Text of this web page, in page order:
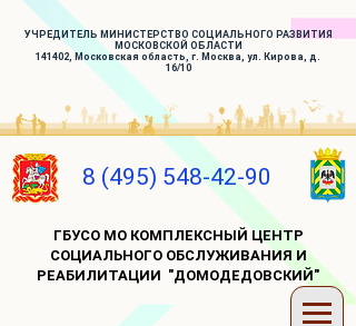
УЧРЕДИТЕЛЬ МИНИСТЕРСТВО СОЦИАЛЬНОГО РАЗВИТИЯ
МОСКОВСКОЙ ОБЛАСТИ
141402, Московская область, г. Москва, ул. Кирова, д.
16/10
8 (495) 548-42-90
ГБУСО МО КОМПЛЕКСНЫЙ ЦЕНТР
СОЦИАЛЬНОГО ОБСЛУЖИВАНИЯ И
РЕАБИЛИТАЦИИ "ДОМОДЕДОВСКИЙ"